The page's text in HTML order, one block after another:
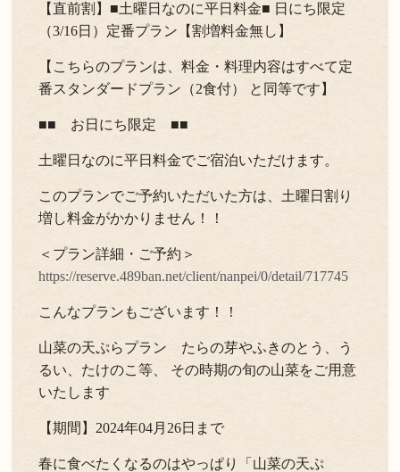
LANGUAGE
English
【直前割】■土曜日なのに平日料金■ 日にち限定
（3/16日）定番プラン【割増料金無し】
【こちらのプランは、料金・料理内容はすべて定
番スタンダードプラン（2食付） と同等です】
■■ お日にち限定 ■■
土曜日なのに平日料金でご宿泊いただけます。
このプランでご予約いただいた方は、土曜日割り
増し料金がかかりません！！
＜プラン詳細・ご予約＞
https://reserve.489ban.net/client/nanpei/0/detail/717745
こんなプランもございます！！
山菜の天ぷらプラン たらの芽やふきのとう、う
るい、たけのこ等、 その時期の旬の山菜をご用意
いたします
【期間】2024年04月26日まで
春に食べたくなるのはやっぱり「山菜の天ぷ